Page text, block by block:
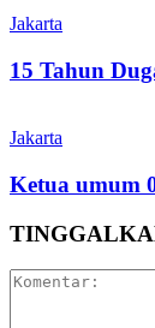
Jakarta
15 Tahun
Jakarta
Ketua umum